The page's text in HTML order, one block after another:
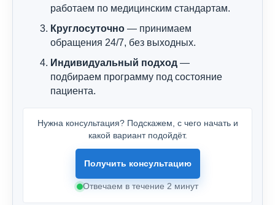
работаем по медицинским стандартам.
Круглосуточно — принимаем
обращения 24/7, без выходных.
Индивидуальный подход —
подбираем программу под состояние
пациента.
Нужна консультация? Подскажем, с чего начать и
какой вариант подойдёт.
Получить консультацию
Отвечаем в течение 2 минут